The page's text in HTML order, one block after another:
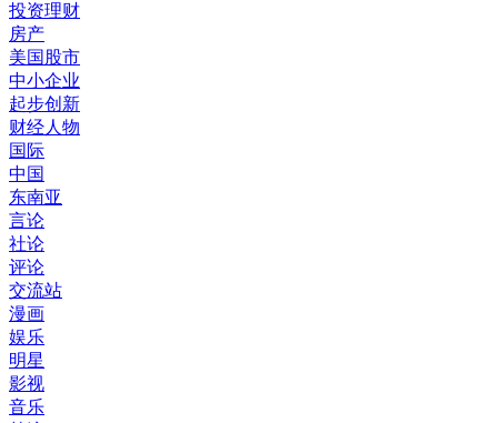
投资理财
房产
美国股市
中小企业
起步创新
财经人物
国际
中国
东南亚
言论
社论
评论
交流站
漫画
娱乐
明星
影视
音乐